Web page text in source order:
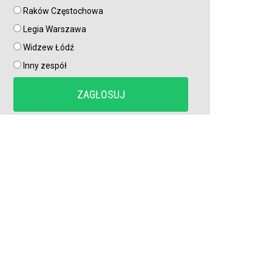
Atlético Madryt rusza po reprezentanta Argentyny! Musi
walczyć z Interem Mediolan
Raków Częstochowa z nowym transferem!
Real dopiął transfer tego młodego piłkarza. Wiadomo,
gdzie zagra w tym sezonie
Raków Częstochowa
Legia Warszawa
Widzew Łódź
Inny zespół